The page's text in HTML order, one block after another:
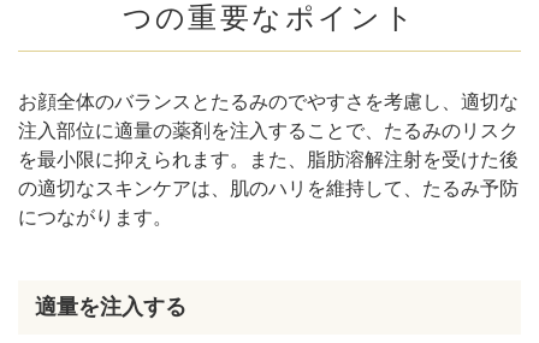
つの重要なポイント
お顔全体のバランスとたるみのでやすさを考慮し、適切な
注入部位に適量の薬剤を注入することで、たるみのリスク
を最小限に抑えられます。また、脂肪溶解注射を受けた後
の適切なスキンケアは、肌のハリを維持して、たるみ予防
につながります。
適量を注入する